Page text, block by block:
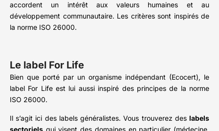
accordent un intérêt aux valeurs humaines et au
développement communautaire. Les critères sont inspirés de
la norme ISO 26000.
Le label For Life
Bien que porté par un organisme indépendant (Ecocert), le
label For Life est lui aussi inspiré des principes de la norme
ISO 26000.
Il s’agit ici des labels généralistes. Vous trouverez des labels